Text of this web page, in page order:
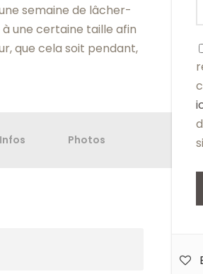
semaine de lâcher-
à une certaine taille afin
que cela soit pendant,
Infos Photos